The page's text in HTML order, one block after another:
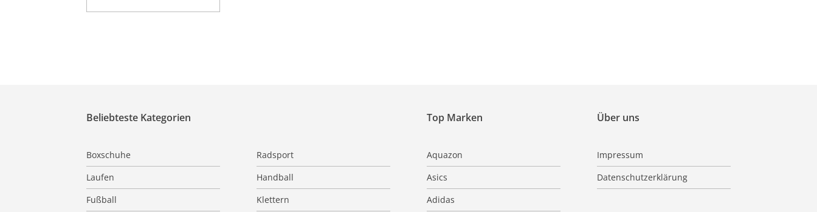
Über uns
Impressum
Datenschutzerklärung
Beliebteste Kategorien
Boxschuhe
Radsport
Laufen
Handball
Fußball
Klettern
Top Marken
Aquazon
Asics
Adidas